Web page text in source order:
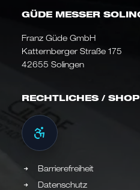
GÜDE MESSER
Franz Güde GmbH
Katternberger Straße 175
42655 Solingen
RECHTLICHES / SHOP
Barrierefreiheit
Datenschutz